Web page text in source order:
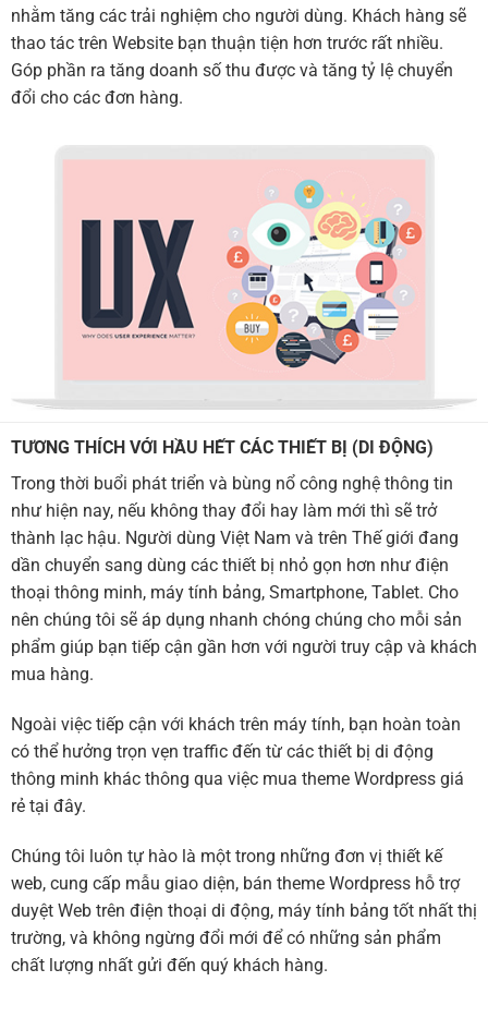
nhằm tăng các trải nghiệm cho người dùng. Khách hàng sẽ
thao tác trên Website bạn thuận tiện hơn trước rất nhiều.
Góp phần ra tăng doanh số thu được và tăng tỷ lệ chuyển
đổi cho các đơn hàng.
TƯƠNG THÍCH VỚI HẦU HẾT CÁC THIẾT BỊ (DI ĐỘNG)
Trong thời buổi phát triển và bùng nổ công nghệ thông tin
như hiện nay, nếu không thay đổi hay làm mới thì sẽ trở
thành lạc hậu. Người dùng Việt Nam và trên Thế giới đang
dần chuyển sang dùng các thiết bị nhỏ gọn hơn như điện
thoại thông minh, máy tính bảng, Smartphone, Tablet. Cho
nên chúng tôi sẽ áp dụng nhanh chóng chúng cho mỗi sản
phẩm giúp bạn tiếp cận gần hơn với người truy cập và khách
mua hàng.
Ngoài việc tiếp cận với khách trên máy tính, bạn hoàn toàn
có thể hưởng trọn vẹn traffic đến từ các thiết bị di động
thông minh khác thông qua việc mua theme Wordpress giá
rẻ tại đây.
Chúng tôi luôn tự hào là một trong những đơn vị thiết kế
web, cung cấp mẫu giao diện, bán theme Wordpress hỗ trợ
duyệt Web trên điện thoại di động, máy tính bảng tốt nhất thị
trường, và không ngừng đổi mới để có những sản phẩm
chất lượng nhất gửi đến quý khách hàng.